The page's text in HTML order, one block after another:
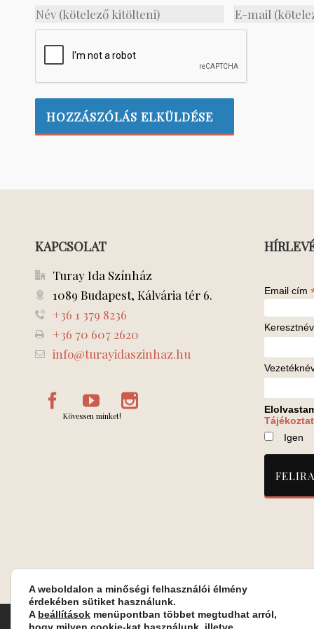
KAPCSOLAT
Turay Ida Színház
1089 Budapest, Kálvária tér 6.
+36 1 379 8236
+36 70 607 2620
info@turayidaszinhaz.hu
Kövessen minket!
Email cím
Keresztnév
Igen
Turay Ida Színház Közhasznú Nonprofit Kft. | Működési
A weboldalon a minőségi felhasználói élmény
érdekében sütiket használunk.
A beállítások menüpontban többet megtudhat arról,